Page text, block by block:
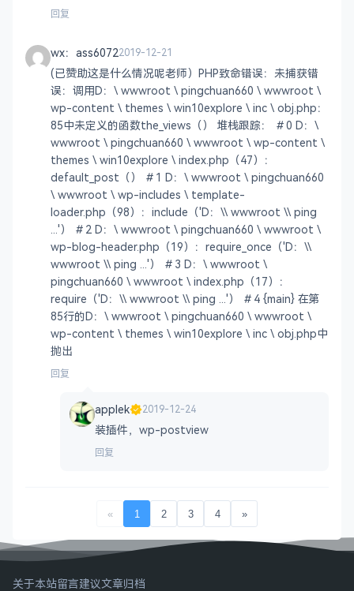
回复
wx：ass60722019-12-21
(已赞助这是什么情况呢老师）PHP致命错误：未捕获错
误：调用D：\ wwwroot \ pingchuan660 \ wwwroot \
wp-content \ themes \ win10explore \ inc \ obj.php：
85中未定义的函数the_views（） 堆栈跟踪： ＃0 D：\
wwwroot \ pingchuan660 \ wwwroot \ wp-content \
themes \ win10explore \ index.php（47）：
default_post（） ＃1 D：\ wwwroot \ pingchuan660
\ wwwroot \ wp-includes \ template-
loader.php（98）：include（'D：\\ wwwroot \\ ping
...'） ＃2 D：\ wwwroot \ pingchuan660 \ wwwroot \
wp-blog-header.php（19）：require_once（'D：\\
wwwroot \\ ping ...'） ＃3 D：\ wwwroot \
pingchuan660 \ wwwroot \ index.php（17）：
require（'D：\\ wwwroot \\ ping ...'） ＃4 {main} 在第
85行的D：\ wwwroot \ pingchuan660 \ wwwroot \
wp-content \ themes \ win10explore \ inc \ obj.php中
抛出
回复
applek 2019-12-24
装插件，wp-postview
回复
« 1 2 3 4 »
关于本站留言建议文章归档